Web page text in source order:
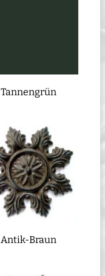
Tannengrün
Antik-Braun